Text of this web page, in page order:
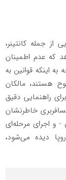
جمله کانتینر،
که عدم اطمینان
اینکه قوانین به
هستند، مالکان
راهنمایی دقیق
خاطرنشان
- و اجرای مرحله‌ای
دیده می‌شود،